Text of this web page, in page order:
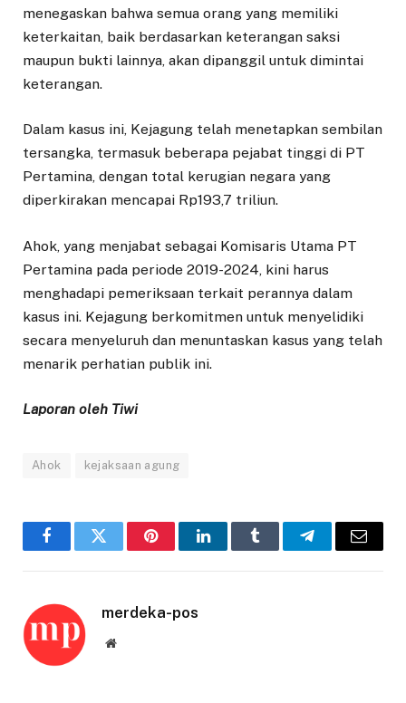
menegaskan bahwa semua orang yang memiliki
keterkaitan, baik berdasarkan keterangan saksi
maupun bukti lainnya, akan dipanggil untuk dimintai
keterangan.
Dalam kasus ini, Kejagung telah menetapkan sembilan
tersangka, termasuk beberapa pejabat tinggi di PT
Pertamina, dengan total kerugian negara yang
diperkirakan mencapai Rp193,7 triliun.
Ahok, yang menjabat sebagai Komisaris Utama PT
Pertamina pada periode 2019-2024, kini harus
menghadapi pemeriksaan terkait perannya dalam
kasus ini. Kejagung berkomitmen untuk menyelidiki
secara menyeluruh dan menuntaskan kasus yang telah
menarik perhatian publik ini.
Laporan oleh Tiwi
Ahok kejaksaan agung
FacebookTwitter PinterestLinkedInTumblr TelegramEmail
merdeka-pos
Website